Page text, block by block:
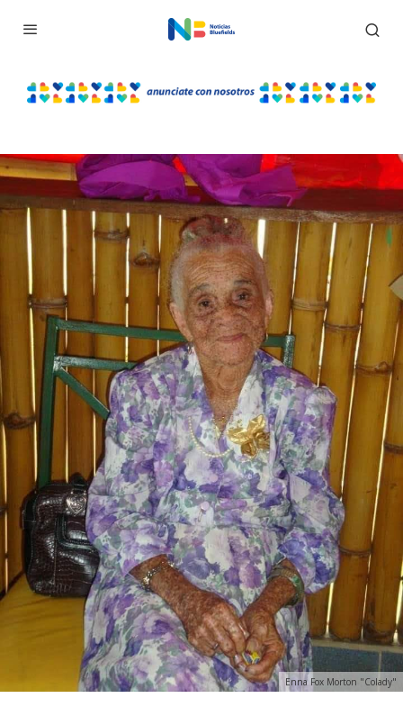
Enna Fox Morton "Colady"